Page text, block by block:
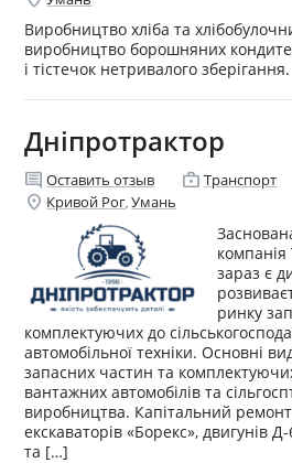
Виробництво хліба та
виробництво борошняних
і тістечок нетривалого зберігання.
Дніпротрактор
comment Оставить отзыв enterprise Транспорт
location_on Кривой Рог,Умань
компанія
зараз є
ринку
комплектуючих до
автомобільної техніки. Основні
запасних частин та
вантажних автомобілів та
виробництва. Капітальний
екскаваторів «Борекс», двигунів
та […]